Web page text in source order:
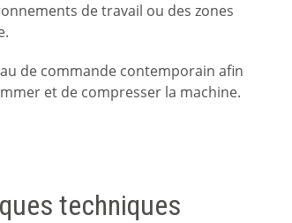
de travail ou des zones
de commande contemporain afin
et de compresser la machine.
techniques